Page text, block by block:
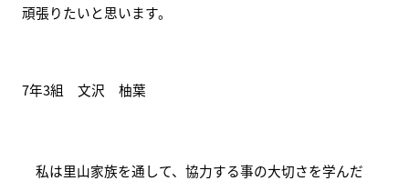
頑張りたいと思います。
7年3組　文沢　柚葉
私は里山家族を通して、協力する事の大切さを学んだ